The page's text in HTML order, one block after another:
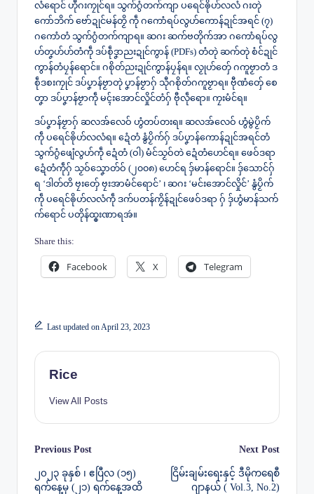
လံရောင် ဟီုဂးကၠုင်ရ။ သွက်ဂွံတက်ကျာ ပရေင်ၜိုဟ်လလံ ဂးတုဲ
ကော်ဘိက် ဗော်ဍုင်မန်တၟိ ကဵု ဂကောံရပ်လွဟ်ကောန်ဍုင်အရင် (၇)
ဂကောံတံ သွက်ဂွံတက်ကျာရ။ ဆဂး ဆက်ဗတိုက်အာ ဂကောံရပ်လွ
ဟ်တၞဟ်ဟ်တံကဵု ဒပ်စဵုဒၞာညးဍုင်ကွာန် (PDFs) တံတုဲ ဆက်တုဲ စံင်ဍုင်
ကွာန်တံပၠန်ရောင်။ ဂစိုတ်ညးဍုင်ကွာန်ပၠန်ရ။ လၟုဟ်တှ်ေ ဂကူဗၟာတံ ဒ
စဵုဒစးကၠုင် ဒပ်ပၞာန်ဗၟာတုဲ ပၞာန်ဗၟာဂှ် သီုဂစိုတ်ဂကူဗၟာရ။ ဗီုဏံတှ်ေ စေ
တၞာ ဒပ်ပၞာန်ဗၟာကဵု မၚ်းအောင်လှိုင်တံဂှ် ဗီုလဵုရော။ ကၠးမံင်ရ။
ဒပ်ပၞာန်ဗၟာဂှ် ဆလအ်လေဝ် ဟွံတပ်တးရ။ ဆလအ်လေဝ် ဟွံမွဲပၟိက်
ကဵု ပရေင်ၜိုဟ်လလံရ။ ဍေံတံ နွံပၟိက်ဂှ် ဒပ်ပၞာန်ကောန်ဍုင်အရင်တံ
သွက်ဂွံဖျေံလွဟ်ကဵု ဍေံတံ (ဝါ) မံင်သၟဝ်တဲ ဍေံတံဟေင်ရ။ ဖေဝ်ဒရာ
ဍေံတံကဵုဂှ် သၟဝ်သၞောတ်ဝ် (၂၀၀၈) ဟေင်ရ ဒှ်မာန်ရောင်။ ဒှ်သောင်ဂှ်
ရ ‘ဒါတ်တိ ဗၠးတှ်ေ ဗၠးအာမံင်ရောင်’ ၊ ဆဂး ‘မင်းအောင်လှိုင်’ နွံပၟိက်
ကဵု ပရေင်ၜိုဟ်လလံကဵု ဒက်ပတန်ကၟိန်ဍုင်ဖေဝ်ဒရာ ဂှ် ဒှ်ဟွံမာန်သက်
က်ရောင် ပတိုန်ထ္ၜးဏာရအဴ။
Share this:
Facebook X Telegram
Last updated on April 23, 2023
Rice
View All Posts
Post
navigation
Previous Post
၂၀၂၃ ခုနှစ် ၊ ဧပြီလ (၁၅)
ရက်နေ့မှ (၂၁) ရက်‌နေ့အထိ
Next Post
ငြိမ်းချမ်းရေးနှင့် ဒီမိုကရေစီ
ဂျာနယ် ( Vol.3, No.2)